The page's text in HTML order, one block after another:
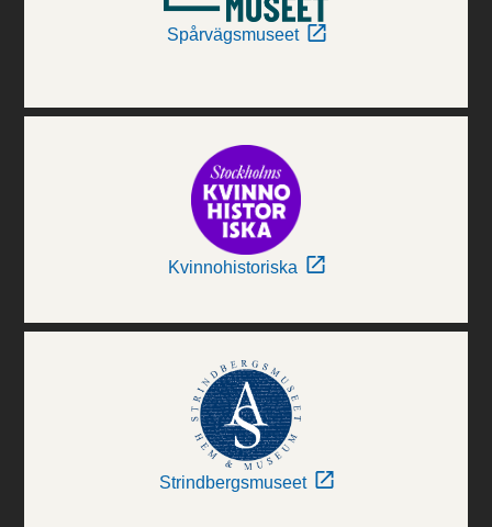
Spårvägsmuseet
Kvinnohistoriska
Strindbergsmuseet